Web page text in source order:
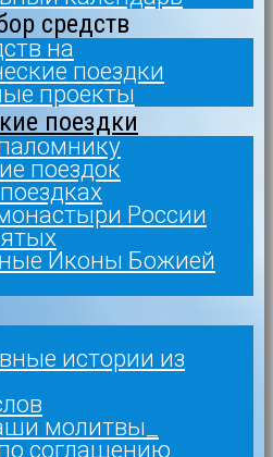
средств
на
поездки
проекты
поездки
поездок
России
Иконы Божией
истории из
молитвы_
соглашению